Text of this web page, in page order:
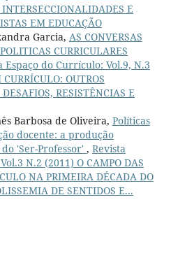
E
EM EDUCAÇÃO
Garcia, AS CONVERSAS
CURRICULARES
Espaço do Currículo: Vol.9, N.3
OUTROS
RESISTÊNCIAS E
Barbosa de Oliveira, Políticas
docente: a produção
'Ser-Professor' , Revista
N.2 (2011) O CAMPO DAS
NA PRIMEIRA DÉCADA DO
DE SENTIDOS E...